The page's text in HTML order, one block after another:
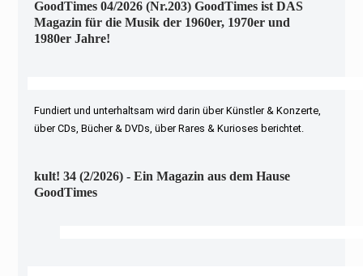
GoodTimes 04/2026 (Nr.203) GoodTimes ist DAS
Magazin für die Musik der 1960er, 1970er und
1980er Jahre!
Fundiert und unterhaltsam wird darin über Künstler & Konzerte,
über CDs, Bücher & DVDs, über Rares & Kurioses berichtet.
kult! 34 (2/2026) - Ein Magazin aus dem Hause
GoodTimes